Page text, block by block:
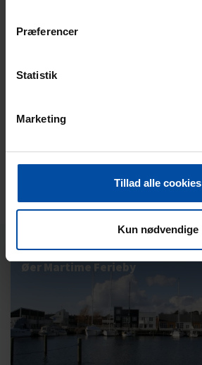
Præferencer
Statistik
Marketing
Tillad alle cookies
Kun nødvendige
Øer Martime Ferieby